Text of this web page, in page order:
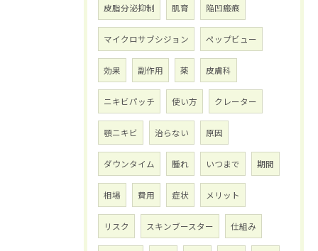
皮脂分泌抑制 肌育 陥凹瘢痕
マイクロサブシジョン ペップビュー
効果 副作用 薬 皮膚科
ニキビパッチ 使い方 クレーター
顎ニキビ 治らない 原因
ダウンタイム 腫れ いつまで 期間
相場 費用 症状 メリット
リスク スキンブースター 仕組み